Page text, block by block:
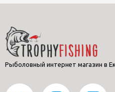
Рыболовный интернет магазин в